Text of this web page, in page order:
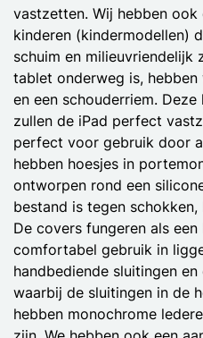
vastzetten. Wij hebben
kinderen (kindermodellen)
schuim en milieuvriendelijk
tablet onderweg is, hebben
en een schouderriem.
zullen de iPad perfect
perfect voor gebruik door
hebben hoesjes in
ontworpen rond een
bestand is tegen
De covers fungeren als
comfortabel gebruik in
handbediende sluitingen
waarbij de sluitingen in de
hebben monochrome